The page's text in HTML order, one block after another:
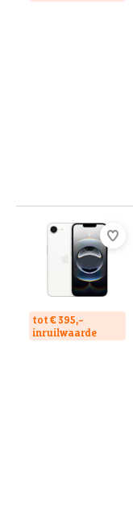
tot € 395,-
inruilwaarde
Beoordeling is 8,8 van